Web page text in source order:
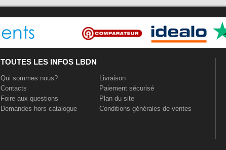
TOUTES LES INFOS LBDN
Qui sommes nous?
Contacts
Foire aux questions
Demandes hors catalogue
Livraison
Paiement sécurisé
Plan du site
Conditions générales de ventes